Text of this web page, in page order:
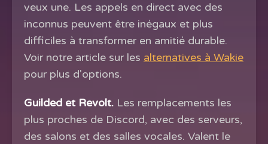
veux une. Les appels en direct avec des
inconnus peuvent être inégaux et plus
difficiles à transformer en amitié durable.
Voir notre article sur les alternatives à Wakie
pour plus d'options.
Guilded et Revolt. Les remplacements les
plus proches de Discord, avec des serveurs,
des salons et des salles vocales. Valent le